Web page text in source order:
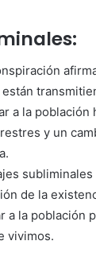
a la población
y un
de la
la población
vivimos.